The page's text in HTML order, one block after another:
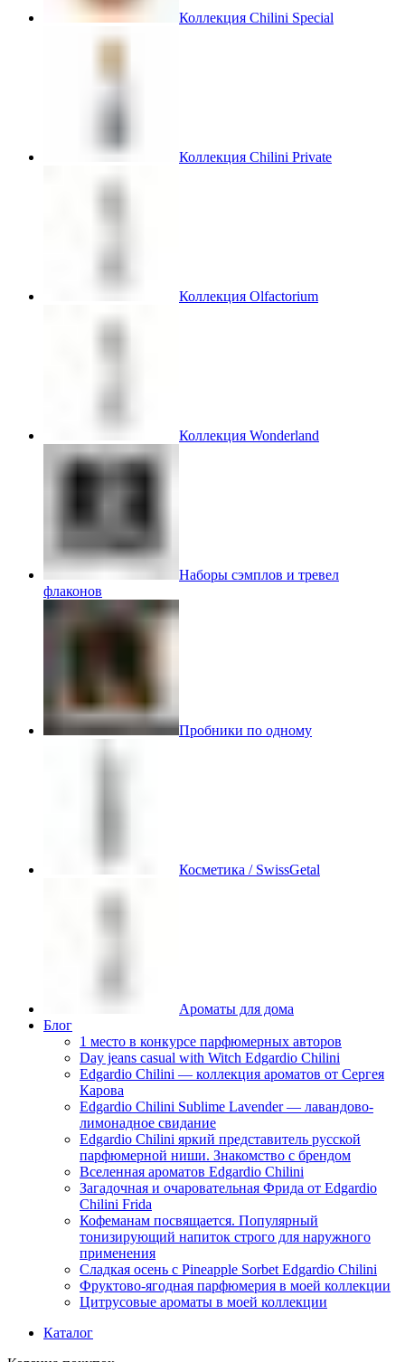
Коллекция Chilini Special
Коллекция Chilini Private
Коллекция Olfactorium
Коллекция Wonderland
Наборы сэмплов и тревел
флаконов
Пробники по одному
Косметика / SwissGetal
Ароматы для дома
Блог
1 место в конкурсе парфюмерных авторов
Day jeans casual with Witch Edgardio Chilini
Edgardio Chilini — коллекция ароматов от Сергея
Карова
Edgardio Chilini Sublime Lavender — лавандово-
лимонадное свидание
Edgardio Chilini яркий представитель русской
парфюмерной ниши. Знакомство с брендом
Вселенная ароматов Edgardio Chilini
Загадочная и очаровательная Фрида от Edgardio
Chilini Frida
Кофеманам посвящается. Популярный
тонизирующий напиток строго для наружного
применения
Сладкая осень с Pineapple Sorbet Edgardio Chilini
Фруктово-ягодная парфюмерия в моей коллекции
​Цитрусовые ароматы в моей коллекции
Каталог